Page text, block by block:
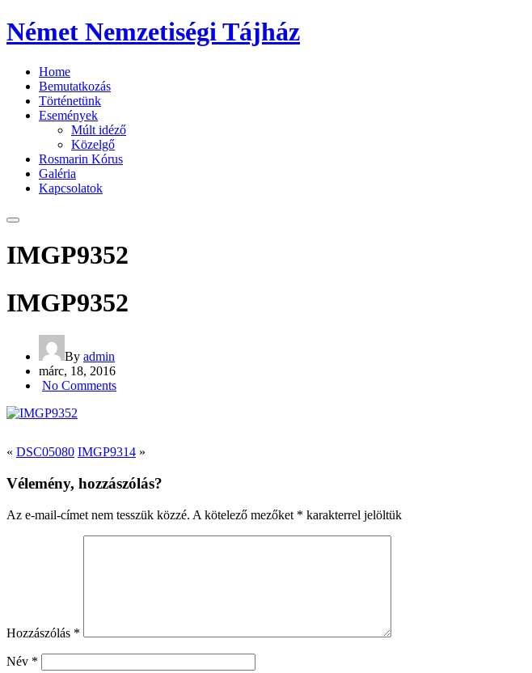
Német Nemzetiségi Tájház
Home
Bemutatkozás
Történetünk
Események
Múlt idéző
Közelgő
Rosmarin Kórus
Galéria
Kapcsolatok
IMGP9352
IMGP9352
By admin
márc, 18, 2016
No Comments
« DSC05080 IMGP9314 »
Vélemény, hozzászólás?
Az e-mail-címet nem tesszük közzé. A kötelező mezőket * karakterrel jelöltük
Hozzászólás *
Név *